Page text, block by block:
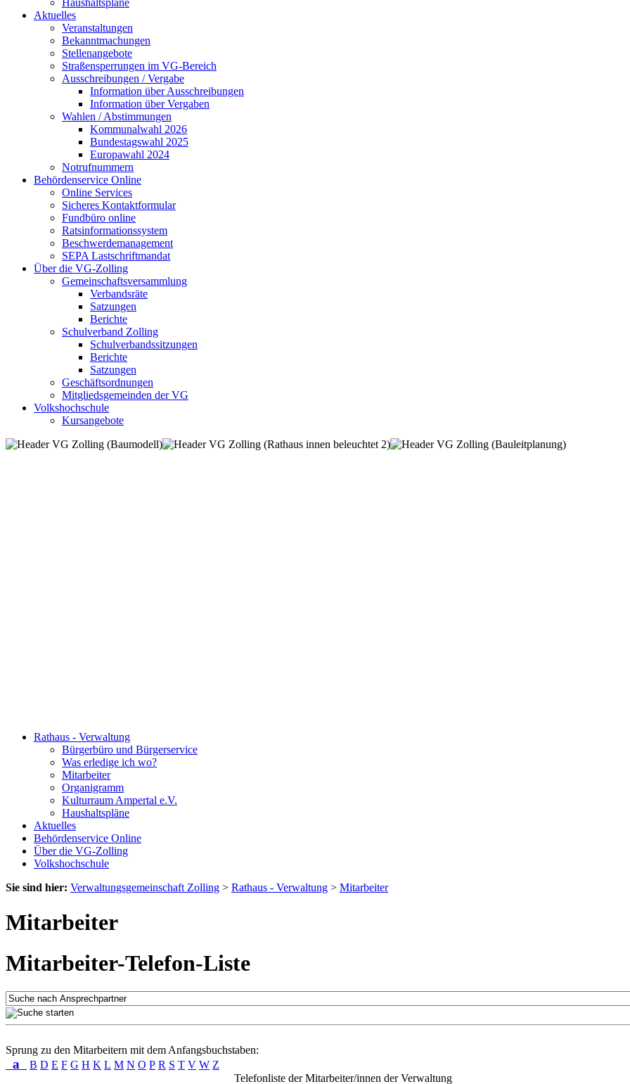
Haushaltspläne
Aktuelles
Veranstaltungen
Bekanntmachungen
Stellenangebote
Straßensperrungen im VG-Bereich
Ausschreibungen / Vergabe
Information über Ausschreibungen
Information über Vergaben
Wahlen / Abstimmungen
Kommunalwahl 2026
Bundestagswahl 2025
Europawahl 2024
Notrufnummern
Behördenservice Online
Online Services
Sicheres Kontaktformular
Fundbüro online
Ratsinformationssystem
Beschwerdemanagement
SEPA Lastschriftmandat
Über die VG-Zolling
Gemeinschaftsversammlung
Verbandsräte
Satzungen
Berichte
Schulverband Zolling
Schulverbandssitzungen
Berichte
Satzungen
Geschäftsordnungen
Mitgliedsgemeinden der VG
Volkshochschule
Kursangebote
Rathaus - Verwaltung
Bürgerbüro und Bürgerservice
Was erledige ich wo?
Mitarbeiter
Organigramm
Kulturraum Ampertal e.V.
Haushaltspläne
Aktuelles
Behördenservice Online
Über die VG-Zolling
Volkshochschule
Sie sind hier: Verwaltungsgemeinschaft Zolling > Rathaus - Verwaltung > Mitarbeiter
Mitarbeiter
Mitarbeiter-Telefon-Liste
Sprung zu den Mitarbeitern mit dem Anfangsbuchstaben:
a B D E F G H K L M N O P R S T V W Z
Telefonliste der Mitarbeiter/innen der Verwaltung